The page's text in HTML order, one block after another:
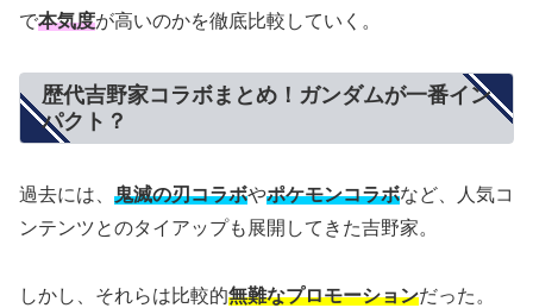
で本気度が高いのかを徹底比較していく。
歴代吉野家コラボまとめ！ガンダムが一番イン
パクト？
過去には、 鬼滅の刃コラボやポケモンコラボなど、人気コ
ンテンツとのタイアップも展開してきた吉野家。
しかし、それらは比較的無難なプロモーションだった。